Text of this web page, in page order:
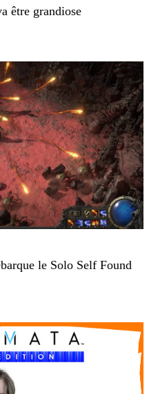
être grandiose
le Solo Self Found